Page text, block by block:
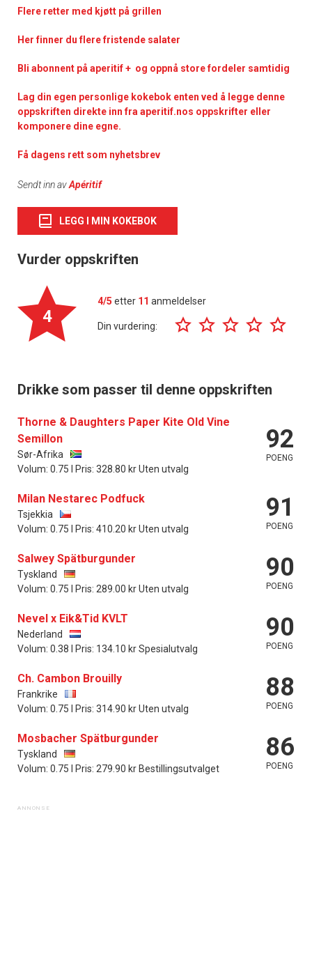
Flere retter med kjøtt på grillen
Her finner du flere fristende salater
Bli abonnent på aperitif + og oppnå store fordeler samtidig
Lag din egen personlige kokebok enten ved å legge denne
oppskriften direkte inn fra aperitif.nos oppskrifter eller
komponere dine egne.
Få dagens rett som nyhetsbrev
Sendt inn avApéritif
LEGG I MIN KOKEBOK
Vurder oppskriften
4
4/5 etter 11 anmeldelser
Din vurdering:
Drikke som passer til denne oppskriften
Thorne & Daughters Paper Kite Old Vine
Semillon
Sør-Afrika
Volum: 0.75 l Pris: 328.80 kr Uten utvalg
92
POENG
Milan Nestarec Podfuck
Tsjekkia
Volum: 0.75 l Pris: 410.20 kr Uten utvalg
91
POENG
Salwey Spätburgunder
Tyskland
Volum: 0.75 l Pris: 289.00 kr Uten utvalg
90
POENG
Nevel x Eik&Tid KVLT
Nederland
Volum: 0.38 l Pris: 134.10 kr Spesialutvalg
90
POENG
Ch. Cambon Brouilly
Frankrike
Volum: 0.75 l Pris: 314.90 kr Uten utvalg
88
POENG
Mosbacher Spätburgunder
Tyskland
Volum: 0.75 l Pris: 279.90 kr Bestillingsutvalget
86
POENG